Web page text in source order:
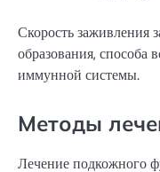
Скорость заживления
образования, способа
иммунной системы.
Методы
Лечение подкожного